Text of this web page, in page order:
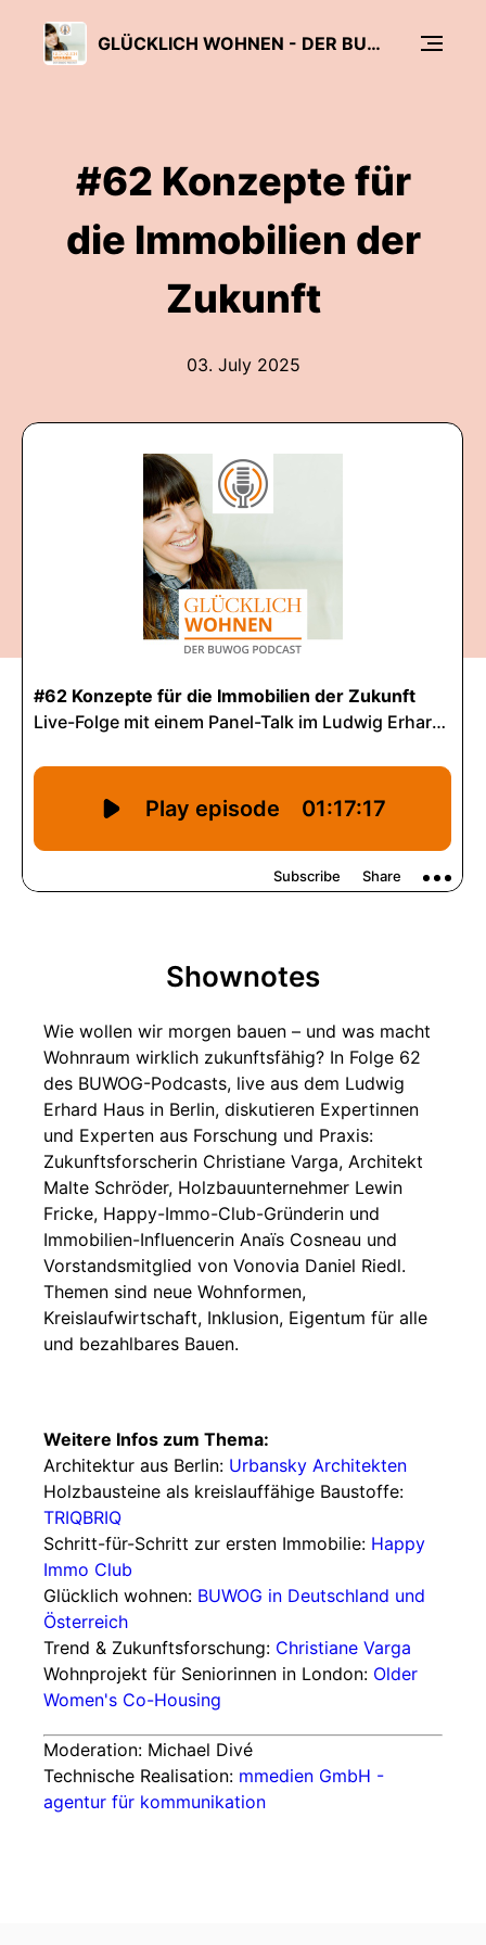
GLÜCKLICH WOHNEN - DER BUWOG PODCAST
#62 Konzepte für
die Immobilien der
Zukunft
03. July 2025
Shownotes
Wie wollen wir morgen bauen – und was macht
Wohnraum wirklich zukunftsfähig? In Folge 62
des BUWOG-Podcasts, live aus dem Ludwig
Erhard Haus in Berlin, diskutieren Expertinnen
und Experten aus Forschung und Praxis:
Zukunftsforscherin Christiane Varga, Architekt
Malte Schröder, Holzbauunternehmer Lewin
Fricke, Happy-Immo-Club-Gründerin und
Immobilien-Influencerin Anaïs Cosneau und
Vorstandsmitglied von Vonovia Daniel Riedl.
Themen sind neue Wohnformen,
Kreislaufwirtschaft, Inklusion, Eigentum für alle
und bezahlbares Bauen.
Weitere Infos zum Thema:
Architektur aus Berlin: Urbansky Architekten
Holzbausteine als kreislauffähige Baustoffe:
TRIQBRIQ
Schritt-für-Schritt zur ersten Immobilie: Happy
Immo Club
Glücklich wohnen: BUWOG in Deutschland und
Österreich
Trend & Zukunftsforschung: Christiane Varga
Wohnprojekt für Seniorinnen in London: Older
Women's Co-Housing
Moderation: Michael Divé
Technische Realisation: mmedien GmbH -
agentur für kommunikation